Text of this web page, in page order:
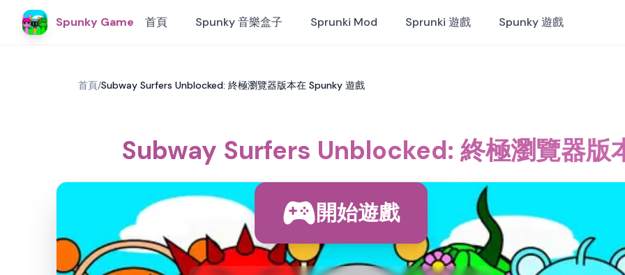
Spunky Game 首頁 Spunky 音樂盒子 Sprunki Mod Sprunki 遊戲 Spunky 遊戲
首頁/Subway Surfers Unblocked: 終極瀏覽器版本在 Spunky 遊戲
Subway Surfers Unblocked: 終極瀏覽器版
開始遊戲